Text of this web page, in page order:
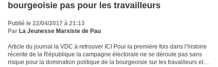
bourgeoisie pas pour les travailleurs
Publié le 22/04/2017 à 21:13
Par La Jeunesse Marxiste de Pau
Article du journal la VDC à retrouver ICI Pour la première fois dans l’histoire
récente de la République la campagne électorale ne se déroule pas sans
risque pour la domination politique de la bourgeoisie sur les travailleurs et